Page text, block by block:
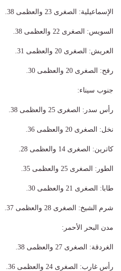
​الإسماعيلية: الصغرى 23 والعظمى 38.
​السويس: الصغرى 22 والعظمى 38.
​العريش: الصغرى 20 والعظمى 31.
​رفح: الصغرى 20 والعظمى 30.
​جنوب سيناء:
​رأس سدر: الصغرى 25 والعظمى 38.
​نخل: الصغرى 20 والعظمى 36.
​كاترين: الصغرى 14 والعظمى 28.
​الطور: الصغرى 25 والعظمى 35.
​طابا: الصغرى 21 والعظمى 30.
​شرم الشيخ: الصغرى 28 والعظمى 37.
​مدن البحر الأحمر:
​الغردقة: الصغرى 27 والعظمى 38.
​رأس غارب: الصغرى 24 والعظمى 36.